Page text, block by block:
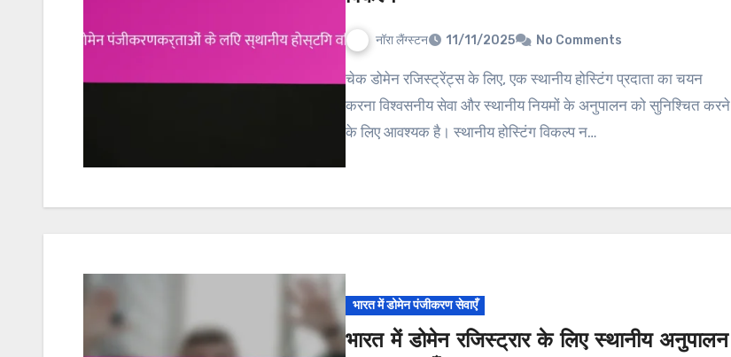
नॉरा लैंग्स्टन 11/11/2025 No Comments
चेक डोमेन रजिस्ट्रेंट्स के लिए, एक स्थानीय होस्टिंग प्रदाता का चयन
करना विश्वसनीय सेवा और स्थानीय नियमों के अनुपालन को सुनिश्चित करने
के लिए आवश्यक है। स्थानीय होस्टिंग विकल्प न…
भारत में डोमेन पंजीकरण सेवाएँ
भारत में डोमेन रजिस्ट्रार के लिए स्थानीय अनुपालन